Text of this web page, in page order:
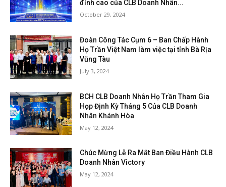
đỉnh cao của CLB Doanh Nhân...
October 29, 2024
Đoàn Công Tác Cụm 6 – Ban Chấp Hành
Họ Trần Việt Nam làm việc tại tỉnh Bà Rịa
Vũng Tàu
July 3, 2024
BCH CLB Doanh Nhân Họ Trần Tham Gia
Họp Định Kỳ Tháng 5 Của CLB Doanh
Nhân Khánh Hòa
May 12, 2024
Chúc Mừng Lễ Ra Mắt Ban Điều Hành CLB
Doanh Nhân Victory
May 12, 2024